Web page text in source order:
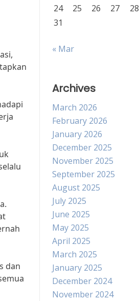
dan
24
25 26 27 28
31
« Mar
Archives
March 2026
February 2026
January 2026
December 2025
November 2025
September 2025
August 2025
July 2025
June 2025
May 2025
April 2025
March 2025
January 2025
December 2024
November 2024